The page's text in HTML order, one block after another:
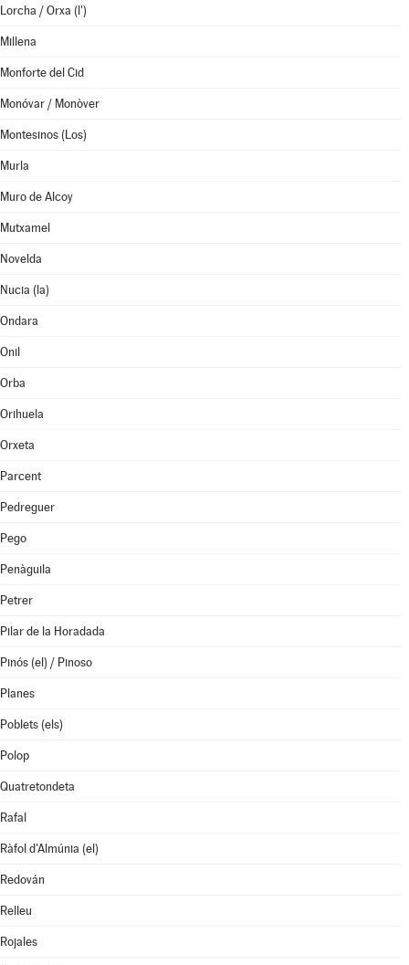
Lorcha / Orxa (l')
Millena
Monforte del Cid
Monóvar / Monòver
Montesinos (Los)
Murla
Muro de Alcoy
Mutxamel
Novelda
Nucia (la)
Ondara
Onil
Orba
Orihuela
Orxeta
Parcent
Pedreguer
Pego
Penàguila
Petrer
Pilar de la Horadada
Pinós (el) / Pinoso
Planes
Poblets (els)
Polop
Quatretondeta
Rafal
Ràfol d'Almúnia (el)
Redován
Relleu
Rojales